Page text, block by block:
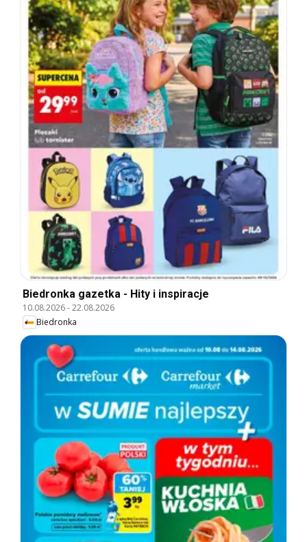
Biedronka gazetka - Hity i inspiracje
10.08.2026-22.08.2026
Biedronka